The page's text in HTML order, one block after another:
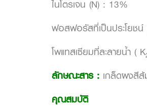
ไนโตรเจน (N) : 13%
ฟอสฟอรัสที่เป็นประโยชน์
โพแทสเซียมที่ละลายน้ำ ( K
ลักษณะสาร : เกล็ดผงสีส้
คุณสมบัติ